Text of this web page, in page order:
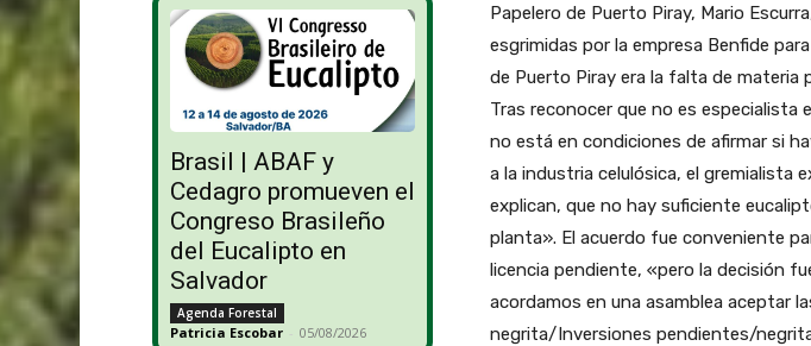
Brasil | ABAF y
Cedagro promueven el
Congreso Brasileño
del Eucalipto en
Salvador
Agenda Forestal
Patricia Escobar - 05/08/2026
Papelero de Puerto Piray, Mario
esgrimidas por la empresa Benfide
de Puerto Piray era la falta de materia
Tras reconocer que no es
no está en condiciones de afirmar si
a la industria celulósica, el gremialista
explican, que no hay suficiente
planta». El acuerdo fue conveniente
licencia pendiente, «pero la decisión
acordamos en una asamblea aceptar
negrita/Inversiones pendientes/